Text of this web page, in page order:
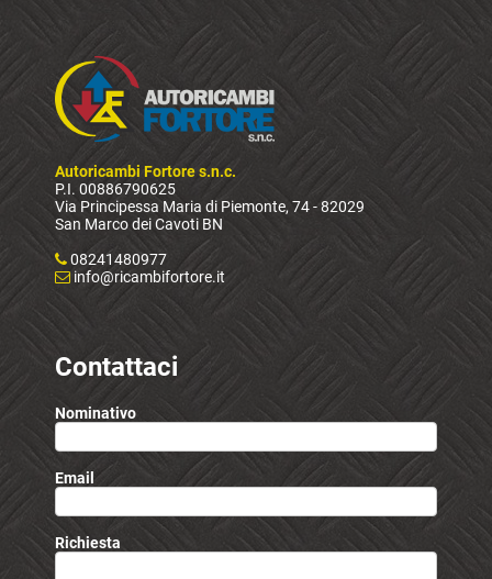
Autoricambi Fortore s.n.c.
P.I. 00886790625
Via Principessa Maria di Piemonte, 74 - 82029
San Marco dei Cavoti BN
08241480977
info@ricambifortore.it
Contattaci
Nominativo
Email
Richiesta